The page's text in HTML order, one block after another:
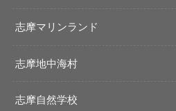
志摩マリンランド
志摩地中海村
志摩自然学校